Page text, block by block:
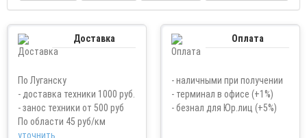
Доставка
По Луганску
- доставка техники 1000 руб.
- занос техники от 500 руб
По области 45 руб/км
уточнить
Оплата
- наличными при получении
- терминал в офисе (+1%)
- безнал для Юр.лиц (+5%)